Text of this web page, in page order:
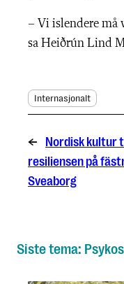
– Vi islendere må
sa Heiðrún Lind
Internasjonalt
←
Nordisk kultur
resiliensen på
Sveaborg
Siste tema: